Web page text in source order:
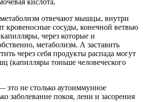
кислота.
метаболизм отвечают мышцы, внутри
кровеносные сосуды, конечной ветвью
через которые и
метаболизм. А заставить
через себя продукты распада могут
(капилляры тоньше человеческого
это не столько аутоиммунное
заболевание покоя, лени и засорения